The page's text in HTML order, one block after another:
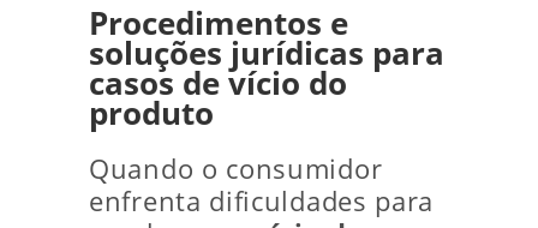
Procedimentos e
soluções jurídicas para
casos de vício do
produto
Quando o consumidor
enfrenta dificuldades para